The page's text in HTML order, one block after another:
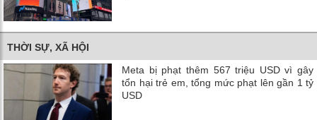
THỜI SỰ, XÃ HỘI
Meta bị phạt thêm 567 triệu USD vì gây
tổn hại trẻ em, tổng mức phạt lên gần 1 tỷ
USD